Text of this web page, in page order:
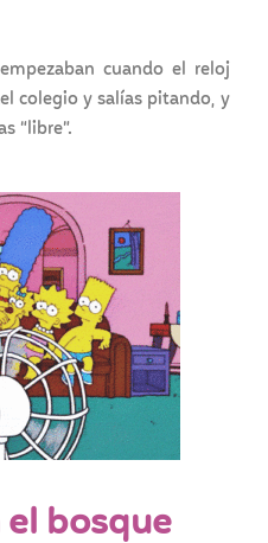
cuando el reloj
colegio y salías pitando, y
“libre”.
el bosque